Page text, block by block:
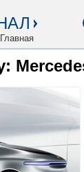
Главная